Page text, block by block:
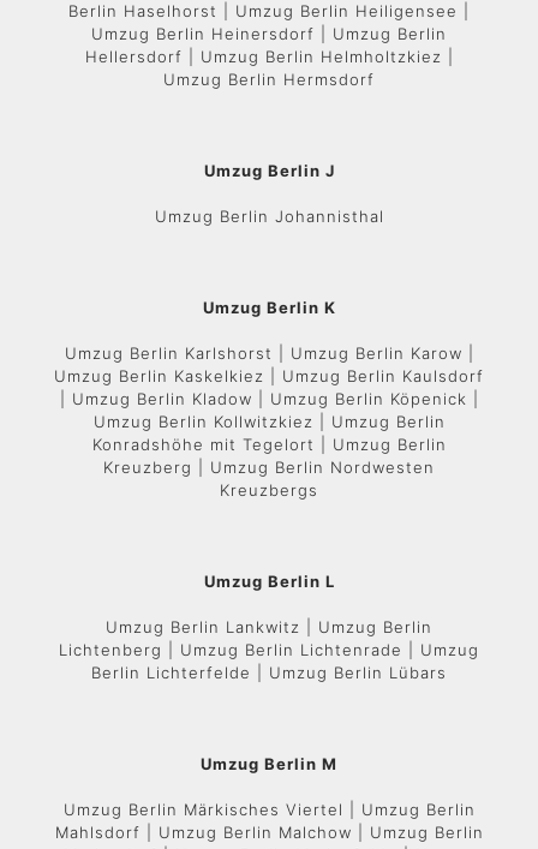
Berlin Haselhorst | Umzug Berlin Heiligensee |
Umzug Berlin Heinersdorf | Umzug Berlin
Hellersdorf | Umzug Berlin Helmholtzkiez |
Umzug Berlin Hermsdorf
Umzug Berlin J
Umzug Berlin Johannisthal
Umzug Berlin K
Umzug Berlin Karlshorst | Umzug Berlin Karow |
Umzug Berlin Kaskelkiez | Umzug Berlin Kaulsdorf
| Umzug Berlin Kladow | Umzug Berlin Köpenick |
Umzug Berlin Kollwitzkiez | Umzug Berlin
Konradshöhe mit Tegelort | Umzug Berlin
Kreuzberg | Umzug Berlin Nordwesten
Kreuzbergs
Umzug Berlin L
Umzug Berlin Lankwitz | Umzug Berlin
Lichtenberg | Umzug Berlin Lichtenrade | Umzug
Berlin Lichterfelde | Umzug Berlin Lübars
Umzug Berlin M
Umzug Berlin Märkisches Viertel | Umzug Berlin
Mahlsdorf | Umzug Berlin Malchow | Umzug Berlin